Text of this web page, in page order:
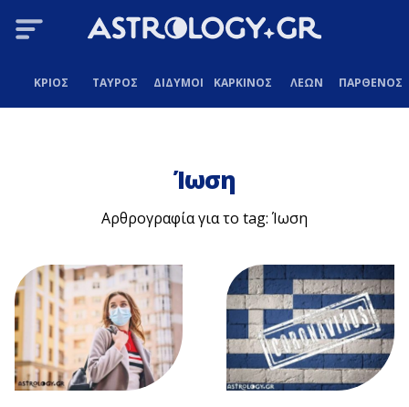
ΚΡΙΟΣ ΤΑΥΡΟΣ ΔΙΔΥΜΟΙ ΚΑΡΚΙΝΟΣ ΛΕΩΝ ΠΑΡΘΕΝΟΣ
Ίωση
Αρθρογραφία για το tag: Ίωση